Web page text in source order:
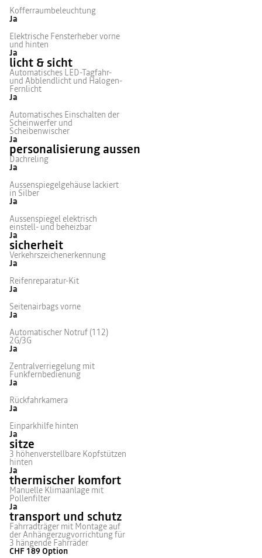
Kofferraumbeleuchtung
Ja
Elektrische Fensterheber vorne
und hinten
Ja
licht & sicht
Automatisches LED-Tagfahr-
und Abblendlicht und Halogen-
Fernlicht
Ja
Automatisches Einschalten der
Scheinwerfer und
Scheibenwischer
Ja
personalisierung aussen
Dachreling
Ja
Aussenspiegelgehäuse lackiert
in Silber
Ja
Aussenspiegel elektrisch
einstell- und beheizbar
Ja
sicherheit
Verkehrszeichenerkennung
Ja
Reifenreparatur-Kit
Ja
Seitenairbags vorne
Ja
Automatischer Notruf (112)
2G/3G
Ja
Zentralverriegelung mit
Funkfernbedienung
Ja
Rückfahrkamera
Ja
Einparkhilfe hinten
Ja
sitze
3 höhenverstellbare Kopfstützen
hinten
Ja
thermischer komfort
Manuelle Klimaanlage mit
Pollenfilter
Ja
transport und schutz
Fahrradträger mit Montage auf
der Anhängerzugvorrichtung für
3 hängende Fahrräder
CHF 189Option